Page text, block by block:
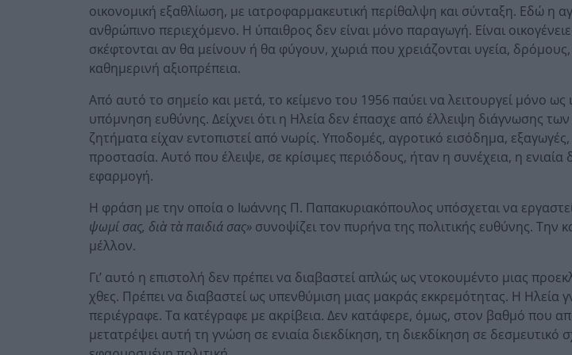
οικονομική εξαθλίωση, με ιατροφαρμακευτική περίθαλψη και σύνταξη. Εδώ η
ανθρώπινο περιεχόμενο. Η ύπαιθρος δεν είναι μόνο παραγωγή. Είναι
σκέφτονται αν θα μείνουν ή θα φύγουν, χωριά που χρειάζονται υγεία,
καθημερινή αξιοπρέπεια.
Από αυτό το σημείο και μετά, το κείμενο του 1956 παύει να λειτουργεί μόνο ως
υπόμνηση ευθύνης. Δείχνει ότι η Ηλεία δεν έπασχε από έλλειψη διάγνωσης
ζητήματα είχαν εντοπιστεί από νωρίς. Υποδομές, αγροτικό εισόδημα,
προστασία. Αυτό που έλειψε, σε κρίσιμες περιόδους, ήταν η συνέχεια, η ενιαία
εφαρμογή.
Η φράση με την οποία ο Ιωάννης Π. Παπακυριακόπουλος υπόσχεται να
ψωμί σας, διὰ τὰ παιδιά σας» συνοψίζει τον πυρήνα της πολιτικής ευθύνης. Την
μέλλον.
Γι’ αυτό η επιστολή δεν πρέπει να διαβαστεί απλώς ως ντοκουμέντο μιας
χθες. Πρέπει να διαβαστεί ως υπενθύμιση μιας μακράς εκκρεμότητας. Η Ηλεία
περιέγραφε. Τα κατέγραφε με ακρίβεια. Δεν κατάφερε, όμως, στον βαθμό που
μετατρέψει αυτή τη γνώση σε ενιαία διεκδίκηση, τη διεκδίκηση σε δεσμευτικό